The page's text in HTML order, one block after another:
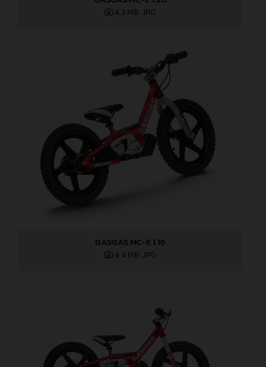
4,3 MB .JPG
GASGAS MC-E 1.16
4,4 MB .JPG